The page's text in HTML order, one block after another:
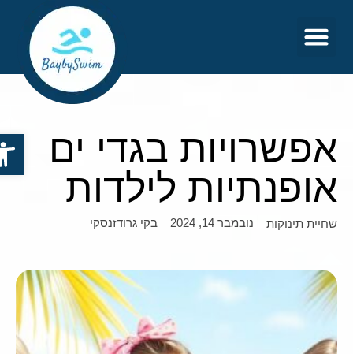
אפשרויות בגדי ים
אופנתיות לילדות
שחיית תינוקות נובמבר 14, 2024 בקי גרודזנסקי
פתח